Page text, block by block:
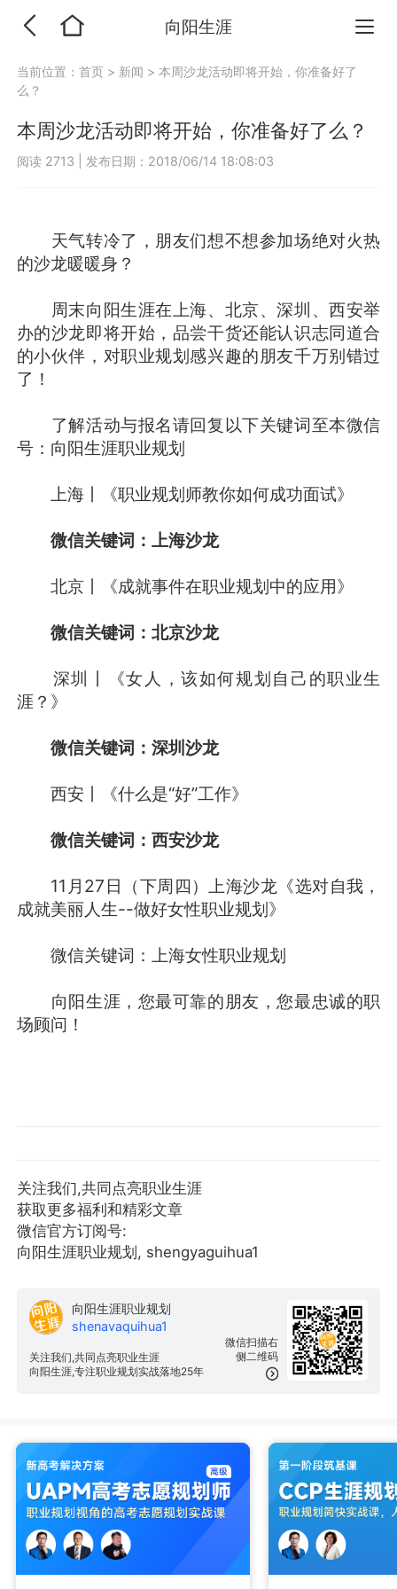
向阳生涯
当前位置：首页 > 新闻 >本周沙龙活动即将开始，你准备好了
么？
本周沙龙活动即将开始，你准备好了么？
阅读 2713 发布日期：2018/06/14 18:08:03
天气转冷了，朋友们想不想参加场绝对火热
的沙龙暖暖身？
周末向阳生涯在上海、北京、深圳、西安举
办的沙龙即将开始，品尝干货还能认识志同道合
的小伙伴，对职业规划感兴趣的朋友千万别错过
了！
了解活动与报名请回复以下关键词至本微信
号：向阳生涯职业规划
上海丨《职业规划师教你如何成功面试》
微信关键词：上海沙龙
北京丨《成就事件在职业规划中的应用》
微信关键词：北京沙龙
深圳丨《女人，该如何规划自己的职业生
涯？》
微信关键词：深圳沙龙
西安丨《什么是“好”工作》
微信关键词：西安沙龙
11月27日（下周四）上海沙龙《选对自我，
成就美丽人生--做好女性职业规划》
微信关键词：上海女性职业规划
向阳生涯，您最可靠的朋友，您最忠诚的职
场顾问！
关注我们,共同点亮职业生涯
获取更多福利和精彩文章
微信官方订阅号:
向阳生涯职业规划, shengyaguihua1
微信扫描右
侧二维码
向阳生涯职业规划
shenavaquihua1
关注我们,共同点亮职业生涯
向阳生涯,专注职业规划实战落地25年